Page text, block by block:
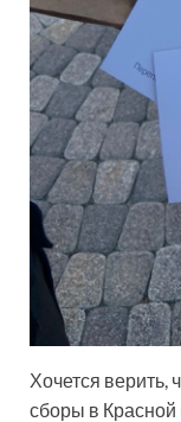
Хочется верить,
сборы в Красной